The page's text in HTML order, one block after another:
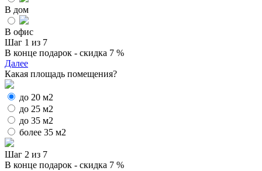
В дом
В офис
Шаг 1 из 7
В конце подарок - скидка 7 %
Далее
Какая площадь помещения?
до 20 м2
до 25 м2
до 35 м2
более 35 м2
Шаг 2 из 7
В конце подарок - скидка 7 %